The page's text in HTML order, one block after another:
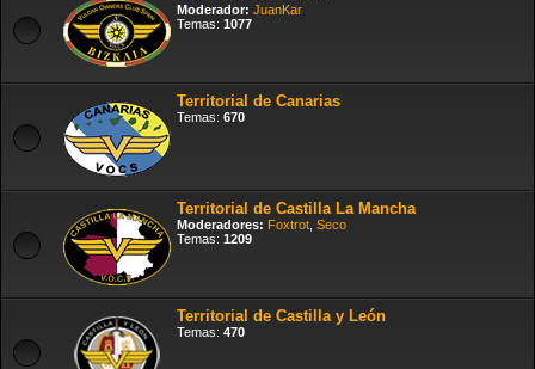
Moderador: JuanKar
Temas: 1077
Territorial de Canarias
Temas: 670
Territorial de Castilla La Mancha
Moderadores: Foxtrot Seco
Temas: 1209
Territorial de Castilla y León
Temas: 470